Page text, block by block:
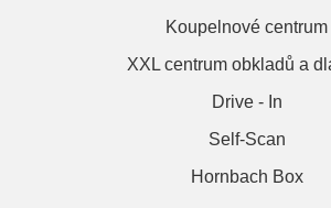
Koupelnové centrum
XXL centrum obkladů a
Drive - In
Self-Scan
Hornbach Box